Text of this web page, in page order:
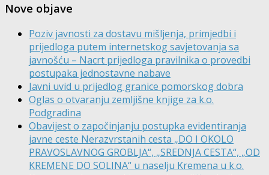
Nove objave
Poziv javnosti za dostavu mišljenja, primjedbi i
prijedloga putem internetskog savjetovanja sa
javnošću – Nacrt prijedloga pravilnika o provedbi
postupaka jednostavne nabave
Javni uvid u prijedlog granice pomorskog dobra
Oglas o otvaranju zemljišne knjige za k.o.
Podgradina
Obavijest o započinjanju postupka evidentiranja
javne ceste Nerazvrstanih cesta „DO I OKOLO
PRAVOSLAVNOG GROBLJA“, „SREDNJA CESTA“, „OD
KREMENE DO SOLINA“ u naselju Kremena u k.o.